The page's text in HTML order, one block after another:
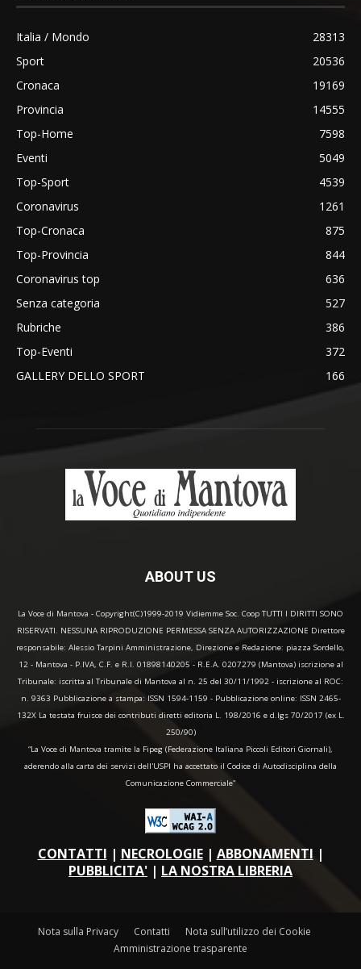
Italia / Mondo
28313
Sport
20536
Cronaca
19169
Provincia
14555
Top-Home
7598
Eventi
5049
Top-Sport
4539
Coronavirus
1261
Top-Cronaca
875
Top-Provincia
844
Coronavirus top
636
Senza categoria
527
Rubriche
386
Top-Eventi
372
GALLERY DELLO SPORT
166
ABOUT US
La Voce di Mantova - Copyright(C)1999-2019 Vidiemme Soc. Coop TUTTI I DIRITTI SONO
RISERVATI. NESSUNA RIPRODUZIONE PERMESSA SENZA AUTORIZZAZIONE Direttore
responsabile: Alessio Tarpini Amministrazione, Direzione e Redazione: piazza Sordello,
12 - Mantova - P.IVA, C.F. e R.I. 01898140205 - R.E.A. 0207279 (Mantova) iscrizione al
Tribunale: iscritta al Tribunale di Mantova al n. 25 del 30/11/1992 - iscrizione al ROC:
n. 9363 Pubblicazione a stampa: ISSN 1594-1159 - Pubblicazione online: ISSN 2465-
132X La testata fruisce dei contributi diretti editoria L. 198/2016 e d.lgs 70/2017 (ex L.
250/90)
“La Voce di Mantova tramite la Fipeg (Federazione Italiana Piccoli Editori Giornali),
aderendo alla carta dei servizi dell'USPI ha accettato il Codice di Autodisciplina della
Comunicazione Commerciale"
CONTATTI | NECROLOGIE| ABBONAMENTI |
PUBBLICITA' | LA NOSTRA LIBRERIA
Nota sulla Privacy Contatti
Nota sull’utilizzo dei Cookie
Amministrazione trasparente